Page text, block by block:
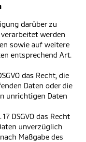
darüber zu
werden
sowie auf weitere
entsprechend Art.
das Recht, die
Daten oder die
unrichtigen Daten
DSGVO das Recht
unverzüglich
Maßgabe des